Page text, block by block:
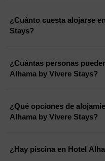
¿Cuánto cuesta alojarse
Stays?
¿Cuántas personas
Alhama by Vivere Stays?
¿Qué opciones de
Alhama by Vivere Stays?
¿Hay piscina en Hotel